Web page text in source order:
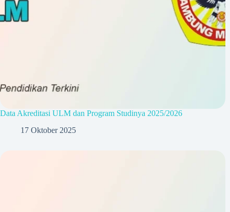
Data Akreditasi ULM dan Program Studinya 2025/2026
17 Oktober 2025